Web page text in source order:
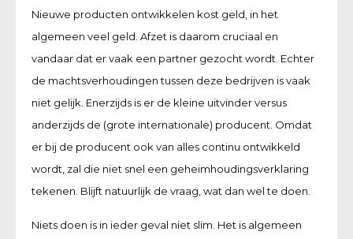
Nieuwe producten ontwikkelen kost geld, in het
algemeen veel geld. Afzet is daarom cruciaal en
vandaar dat er vaak een partner gezocht wordt. Echter
de machtsverhoudingen tussen deze bedrijven is vaak
niet gelijk. Enerzijds is er de kleine uitvinder versus
anderzijds de (grote internationale) producent. Omdat
er bij de producent ook van alles continu ontwikkeld
wordt, zal die niet snel een geheimhoudingsverklaring
tekenen. Blijft natuurlijk de vraag, wat dan wel te doen.
Niets doen is in ieder geval niet slim. Het is algemeen